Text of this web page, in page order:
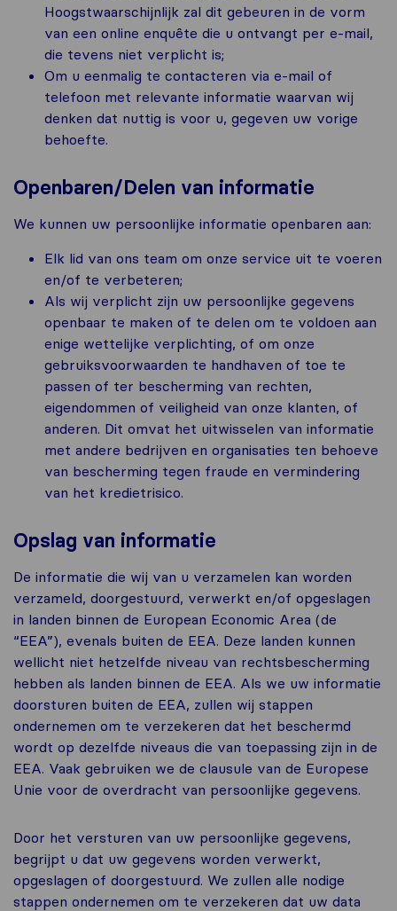
Hoogstwaarschijnlijk zal dit gebeuren in de vorm
van een online enquête die u ontvangt per e-mail,
die tevens niet verplicht is;
Om u eenmalig te contacteren via e-mail of
telefoon met relevante informatie waarvan wij
denken dat nuttig is voor u, gegeven uw vorige
behoefte.
Openbaren/Delen van informatie
We kunnen uw persoonlijke informatie openbaren aan:
Elk lid van ons team om onze service uit te voeren
en/of te verbeteren;
Als wij verplicht zijn uw persoonlijke gegevens
openbaar te maken of te delen om te voldoen aan
enige wettelijke verplichting, of om onze
gebruiksvoorwaarden te handhaven of toe te
passen of ter bescherming van rechten,
eigendommen of veiligheid van onze klanten, of
anderen. Dit omvat het uitwisselen van informatie
met andere bedrijven en organisaties ten behoeve
van bescherming tegen fraude en vermindering
van het kredietrisico.
Opslag van informatie
De informatie die wij van u verzamelen kan worden
verzameld, doorgestuurd, verwerkt en/of opgeslagen
in landen binnen de European Economic Area (de
“EEA”), evenals buiten de EEA. Deze landen kunnen
wellicht niet hetzelfde niveau van rechtsbescherming
hebben als landen binnen de EEA. Als we uw informatie
doorsturen buiten de EEA, zullen wij stappen
ondernemen om te verzekeren dat het beschermd
wordt op dezelfde niveaus die van toepassing zijn in de
EEA. Vaak gebruiken we de clausule van de Europese
Unie voor de overdracht van persoonlijke gegevens.
Door het versturen van uw persoonlijke gegevens,
begrijpt u dat uw gegevens worden verwerkt,
opgeslagen of doorgestuurd. We zullen alle nodige
stappen ondernemen om te verzekeren dat uw data